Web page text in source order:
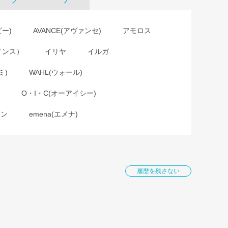
ー) AVANCE(アヴァンセ) アモロス
ス） イリヤ イルガ
) WAHL(ウォール)
O・I・C(オーアイシー)
emena(エメナ)
履歴を残さない